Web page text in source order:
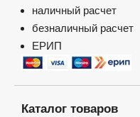
наличный расчет
безналичный расчет
ЕРИП
Каталог товаров